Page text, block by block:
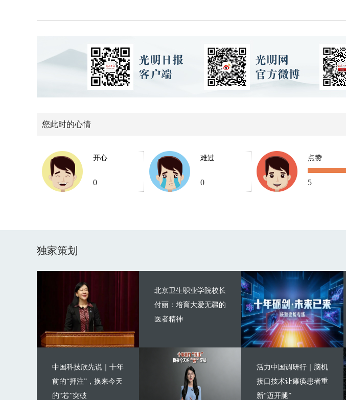
您此时的心情
开心
0
难过
0
点赞
5
独家策划
北京卫生职业学院校长
付丽：培育大爱无疆的
医者精神
中国科技欣先说｜十年
前的“押注”，换来今天
的“芯”突破
活力中国调研行｜脑机
接口技术让瘫痪患者重
新“迈开腿”